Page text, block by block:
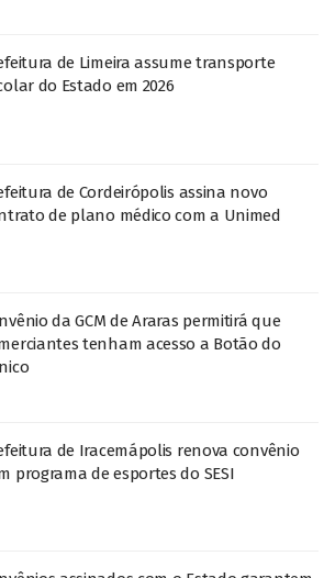
de Limeira assume transporte
do Estado em 2026
de Cordeirópolis assina novo
de plano médico com a Unimed
da GCM de Araras permitirá que
tenham acesso a Botão do
de Iracemápolis renova convênio
programa de esportes do SESI